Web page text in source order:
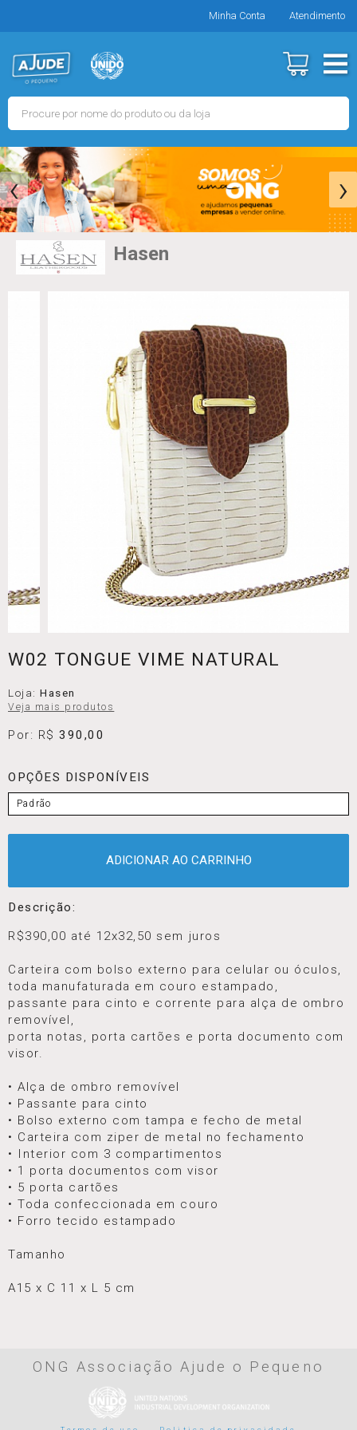
Minha Conta Atendimento
‹ ›
Hasen
W02 TONGUE VIME NATURAL
Loja:Hasen
Veja mais produtos
Por: R$390,00
OPÇÕES DISPONÍVEIS
Padrão
ADICIONAR AO CARRINHO
Descrição:
R$390,00 até 12x32,50 sem juros
Carteira com bolso externo para celular ou óculos,
toda manufaturada em couro estampado,
passante para cinto e corrente para alça de ombro
removível,
porta notas, porta cartões e porta documento com
visor.
• Alça de ombro removível
• Passante para cinto
• Bolso externo com tampa e fecho de metal
• Carteira com ziper de metal no fechamento
• Interior com 3 compartimentos
• 1 porta documentos com visor
• 5 porta cartões
• Toda confeccionada em couro
• Forro tecido estampado
Tamanho
A15 x C 11 x L 5 cm
ONG Associação Ajude o Pequeno